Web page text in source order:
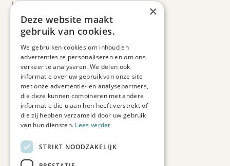
Leveringsinformatie
Retourbeleid
Informatie
Veelgestelde vragen
Duurzaam ondernemen
Contact informatie
Etienne de Pinedaweg 34
3711 CH, Austerlitz
Nederland
info@fotoprintxl.nl
0343 78 58 00
×
Deze website maakt
gebruik van cookies.
We gebruiken cookies om inhoud en
advertenties te personaliseren en om ons
verkeer te analyseren. We delen ook
informatie over uw gebruik van onze site
met onze advertentie- en analysepartners,
die deze kunnen combineren met andere
informatie die u aan hen heeft verstrekt of
die zij hebben verzameld door uw gebruik
van hun diensten. Lees verder
STRIKT NOODZAKELIJK